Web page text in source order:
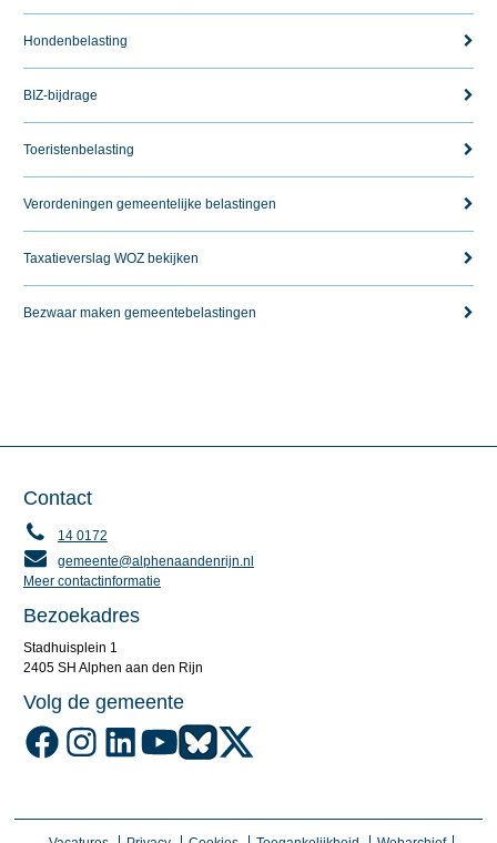
Hondenbelasting
BIZ-bijdrage
Toeristenbelasting
Verordeningen gemeentelijke belastingen
Taxatieverslag WOZ bekijken
Bezwaar maken gemeentebelastingen
Contact
14 0172
gemeente@alphenaandenrijn.nl
Meer contactinformatie
Bezoekadres
Stadhuisplein 1
2405 SH Alphen aan den Rijn
Volg de gemeente
Volg de gemeente Alphen aan den Rijn op Facebook
Volg de gemeente Alphen aan den Rijn op Instagram
Volg de gemeente Alphen aan den Rijn op LinkedIn
Volg de gemeente Alphen aan den Rijn op YouTube
Volg de gemeente Alphen aan den Rijn op